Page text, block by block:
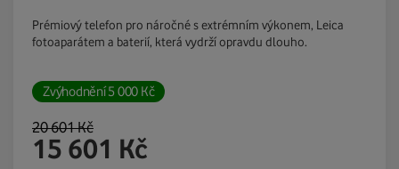
Prémiový telefon pro náročné s extrémním výkonem, Leica
fotoaparátem a baterií, která vydrží opravdu dlouho.
Zvýhodnění5 000 Kč
20 601Kč
15 601 Kč